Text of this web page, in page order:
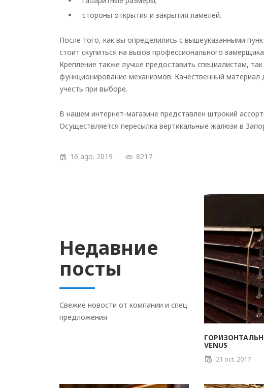
стороны открытия и закрытия ламелей.
После того, как вы определились с вышеуказанными
стоит скупиться на вызов профессионального
Крепление также лучше предоставить специалистам,
функционирование механизмов. Качественный
учесть при выборе.
В нашем интернет-магазине представлен штрокий
Осуществляется пересылка вертикальные жалюзи в
16 ago. 2019 8217
Недавние
посты
Свежие новости от компании и спец
предложения
VENUS
21 oct. 2017